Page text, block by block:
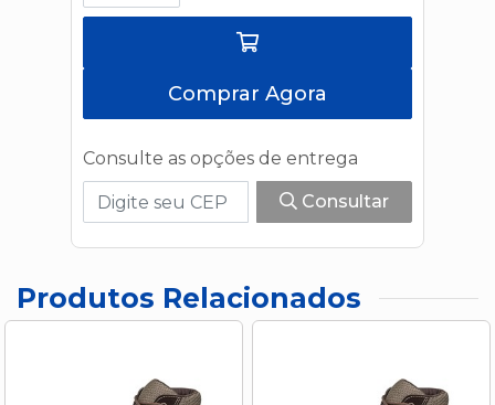
Comprar Agora
Consulte as opções de entrega
Consultar
Produtos Relacionados